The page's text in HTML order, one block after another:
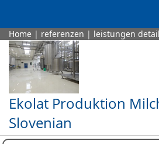
Home | referenzen | leistungen
Ekolat Produktion
Slovenian